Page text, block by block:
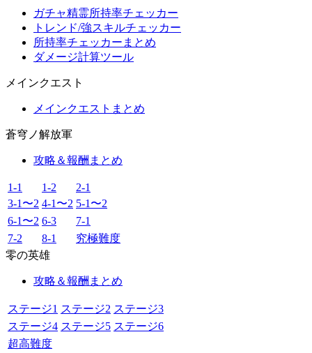
ガチャ精霊所持率チェッカー
トレンド/強スキルチェッカー
所持率チェッカーまとめ
ダメージ計算ツール
メインクエスト
メインクエストまとめ
蒼穹ノ解放軍
攻略＆報酬まとめ
1-1 1-2
2-1
3-1〜2 4-1〜2 5-1〜2
6-1〜2 6-3
7-1
7-2
8-1
究極難度
零の英雄
攻略＆報酬まとめ
ステージ1 ステージ2 ステージ3
ステージ4 ステージ5 ステージ6
超高難度